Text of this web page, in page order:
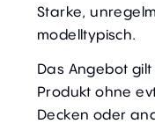
Starke,
modelltypisch.
Das Angebot
Produkt ohne
Decken oder